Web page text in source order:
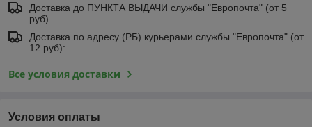
Доставка до ПУНКТА ВЫДАЧИ службы "Европочта" (от 5
руб)
Доставка по адресу (РБ) курьерами службы "Европочта" (от
12 руб):
Все условия доставки
Условия оплаты